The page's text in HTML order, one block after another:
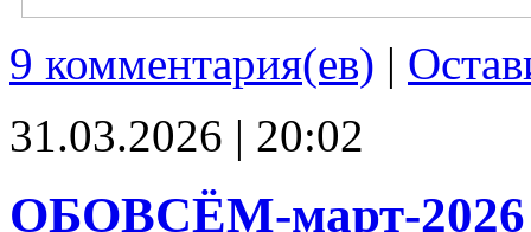
9 комментария(ев) |
31.03.2026 | 20:02
ОБОВСЁМ-март-2026